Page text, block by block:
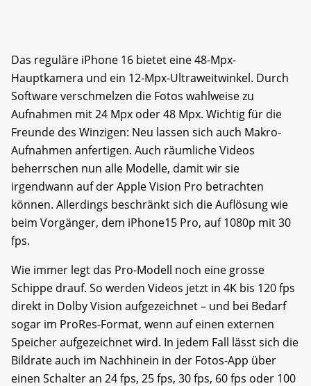
Das reguläre iPhone 16 bietet eine 48-Mpx-
Hauptkamera und ein 12-Mpx-Ultraweitwinkel. Durch
Software verschmelzen die Fotos wahlweise zu
Aufnahmen mit 24 Mpx oder 48 Mpx. Wichtig für die
Freunde des Winzigen: Neu lassen sich auch Makro-
Aufnahmen anfertigen. Auch räumliche Videos
beherrschen nun alle Modelle, damit wir sie
irgendwann auf der Apple Vision Pro betrachten
können. Allerdings beschränkt sich die Auflösung wie
beim Vorgänger, dem iPhone15 Pro, auf 1080p mit 30
fps.
Wie immer legt das Pro-Modell noch eine grosse
Schippe drauf. So werden Videos jetzt in 4K bis 120 fps
direkt in Dolby Vision aufgezeichnet – und bei Bedarf
sogar im ProRes-Format, wenn auf einen externen
Speicher aufgezeichnet wird. In jedem Fall lässt sich die
Bildrate auch im Nachhinein in der Fotos-App über
einen Schalter an 24 fps, 25 fps, 30 fps, 60 fps oder 100